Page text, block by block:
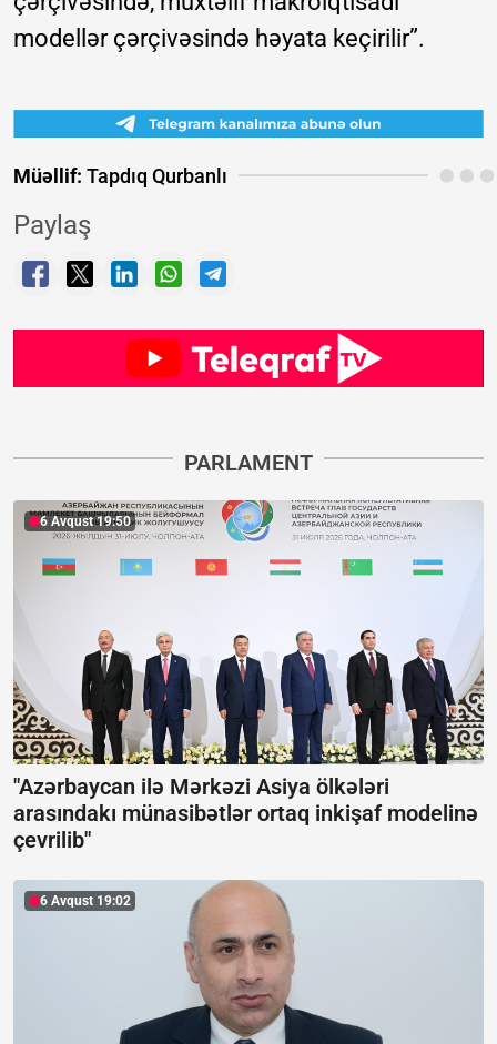
modellər çərçivəsində həyata keçirilir”.
Müəllif: Tapdıq Qurbanlı
Paylaş
PARLAMENT
6 Avqust 19:50
"Azərbaycan ilə Mərkəzi Asiya ölkələri
arasındakı münasibətlər ortaq inkişaf modelinə
çevrilib"
6 Avqust 19:02